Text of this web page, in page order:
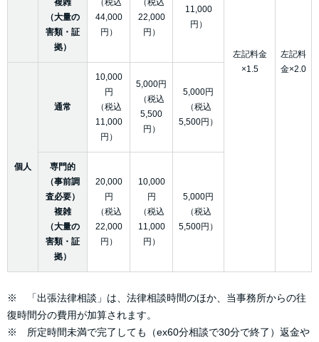
左記料金
×1.5
左記料
金×2.0
（大量の
害類・証
拠）
44,000
円）
22,000
円）
11,000
円）
個人
通常
10,000
円
（税込
11,000
円）
5,000円
（税込
5,500
円）
5,000円
（税込
5,500円）
専門的
（事前調
査必要）
複雑
（大量の
害類・証
拠）
20,000
円
（税込
22,000
円）
10,000
円
（税込
11,000
円）
5,000円
（税込
5,500円）
※ 「出張法律相談」は、法律相談時間のほか、当事務所からの往
復時間分の費用が加算されます。
※ 所定時間未満で完了しても（ex60分相談で30分で終了）返金や